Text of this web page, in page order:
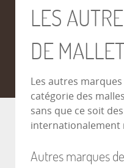
LES
DE
Les autres
catégorie des
sans que ce soit
internationalement
Autres marques